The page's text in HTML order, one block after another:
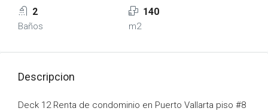
2
Baños
140
m2
Descripcion
Deck 12 Renta de condominio en Puerto Vallarta piso #8